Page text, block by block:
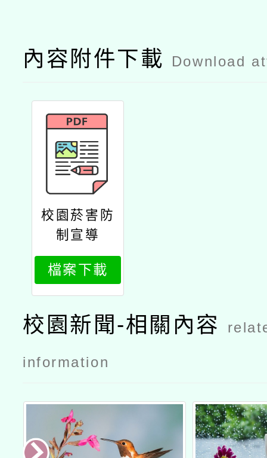
內容附件下載 Download
校園菸害防
制宣導
檔案下載
校園新聞-相關內容
information